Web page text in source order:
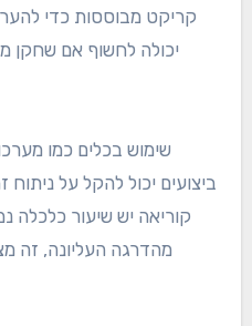
קריקט מבוססות כדי
יכולה לחשוף אם שחקן
שימוש בכלים כמו
ביצועים יכול להקל על
קוריאה יש שיעור כלכלה
מהדרגה העליונה, זה